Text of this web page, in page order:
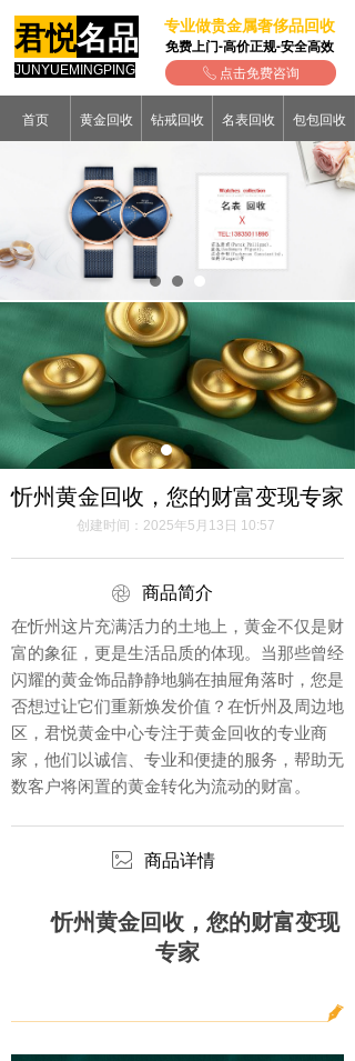
专业做贵金属奢侈品回收
免费上门-高价正规-安全高效
君悦名品
JUNYUEMINGPING ꂅ 点击免费咨询
首页 黄金回收 钻戒回收 名表回收 包包回收
忻州黄金回收，您的财富变现专家
商品简介
创建时间： 2025年5月13日 10:57
在忻州这片充满活力的土地上，黄金不仅是财
富的象征，更是生活品质的体现。当那些曾经
闪耀的黄金饰品静静地躺在抽屉角落时，您是
否想过让它们重新焕发价值？在忻州及周边地
区，君悦黄金中心专注于黄金回收的专业商
家，他们以诚信、专业和便捷的服务，帮助无
数客户将闲置的黄金转化为流动的财富。
商品详情
忻州黄金回收，您的财富变现
专家
ꁵ
ꂈ